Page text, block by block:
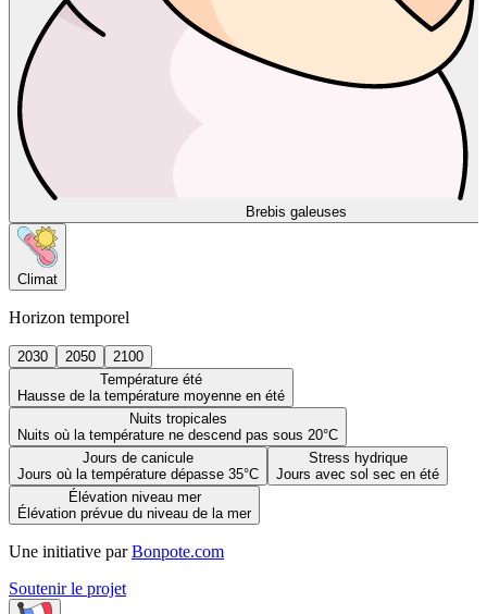
Brebis galeuses
Climat
Horizon temporel
2030 2050
2100
Température été
Hausse de la température moyenne en été
Nuits tropicales
Nuits où la température ne descend pas sous 20°C
Jours de canicule
Jours où la température dépasse 35°C
Stress hydrique
Jours avec sol sec en été
Élévation niveau mer
Élévation prévue du niveau de la mer
Une initiative par Bonpote.com
Soutenir le projet